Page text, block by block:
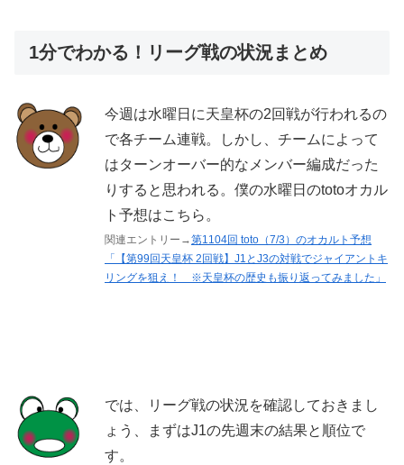
1分でわかる！リーグ戦の状況まとめ
今週は水曜日に天皇杯の2回戦が行われるの
で各チーム連戦。しかし、チームによって
はターンオーバー的なメンバー編成だった
りすると思われる。僕の水曜日のtotoオカル
ト予想はこちら。
関連エントリー→第1104回 toto（7/3）のオカルト予想
「【第99回天皇杯 2回戦】J1とJ3の対戦でジャイアントキ
リングを狙え！ ※天皇杯の歴史も振り返ってみました」
では、リーグ戦の状況を確認しておきまし
ょう、まずはJ1の先週末の結果と順位で
す。